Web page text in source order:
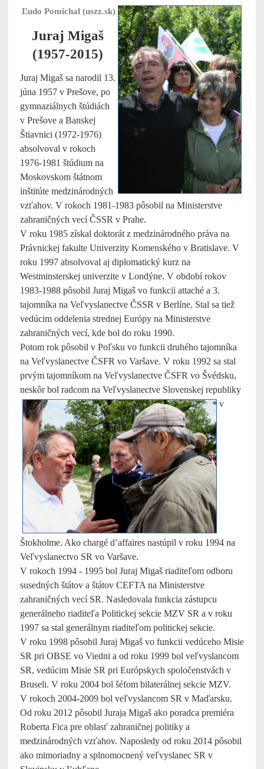
Ľudo Pomichal (uszz.sk)
Juraj Migaš
(1957-2015)
Juraj Migaš sa narodil 13.
júna 1957 v Prešove, po
gymnaziálnych štúdiách
v Prešove a Banskej
Štiavnici (1972-1976)
absolvoval v rokoch
1976-1981 štúdium na
Moskovskom štátnom
inštitúte medzinárodných
vzťahov. V rokoch 1981-1983 pôsobil na Ministerstve
zahraničných vecí ČSSR v Prahe.
V roku 1985 získal doktorát z medzinárodného práva na
Právnickej fakulte Univerzity Komenského v Bratislave. V
roku 1997 absolvoval aj diplomatický kurz na
Westminsterskej univerzite v Londýne. V období rokov
1983-1988 pôsobil Juraj Migaš vo funkcii attaché a 3.
tajomníka na Veľvyslanectve ČSSR v Berlíne. Stal sa tiež
vedúcim oddelenia strednej Európy na Ministerstve
zahraničných vecí, kde bol do roku 1990.
Potom rok pôsobil v Poľsku vo funkcii druhého tajomníka
na Veľvyslanectve ČSFR vo Varšave. V roku 1992 sa stal
prvým tajomníkom na Veľvyslanectve ČSFR vo Švédsku,
neskôr bol radcom na Veľvyslanectve Slovenskej republiky
v
Štokholme. Ako chargé d’affaires nastúpil v roku 1994 na
Veľvyslanectvo SR vo Varšave.
V rokoch 1994 - 1995 bol Juraj Migaš riaditeľom odboru
susedných štátov a štátov CEFTA na Ministerstve
zahraničných vecí SR. Nasledovala funkcia zástupcu
generálneho riaditeľa Politickej sekcie MZV SR a v roku
1997 sa stal generálnym riaditeľom politickej sekcie.
V roku 1998 pôsobil Juraj Migaš vo funkcii vedúceho Misie
SR pri OBSE vo Viedni a od roku 1999 bol veľvyslancom
SR, vedúcim Misie SR pri Európskych spoločenstvách v
Bruseli. V roku 2004 bol šéfom bilaterálnej sekcie MZV.
V rokoch 2004-2009 bol veľvyslancom SR v Maďarsku.
Od roku 2012 pôsobil Juraja Migaš ako poradca premiéra
Roberta Fica pre oblasť zahraničnej politiky a
medzinárodných vzťahov. Naposledy od roku 2014 pôsobil
ako mimoriadny a splnomocnený veľvyslanec SR v